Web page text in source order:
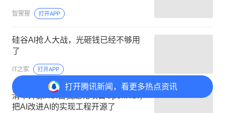
打开腾讯新闻，看更多热点资讯
智猩猩 打开APP
硅谷AI抢人大战，光砸钱已经不够用
了
IT之家 打开APP
清华开源RSI自我进化项目OpenRSI，
把AI改进AI的实现工程开源了